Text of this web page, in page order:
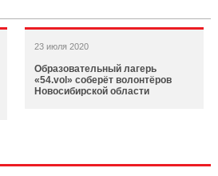
23 июля 2020
Образовательный лагерь
«54.vol» соберёт волонтёров
Новосибирской области